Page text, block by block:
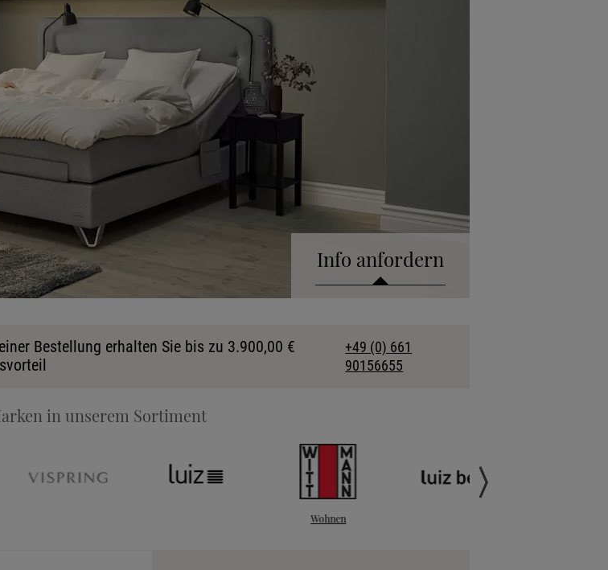
Info anfordern
Katalog anfordern
Telefonische Beratung
anfordern
Angebot anfordern
Bestellung erhalten Sie bis zu 3.900,00 €
+49 (0) 661
90156655
in unserem Sortiment